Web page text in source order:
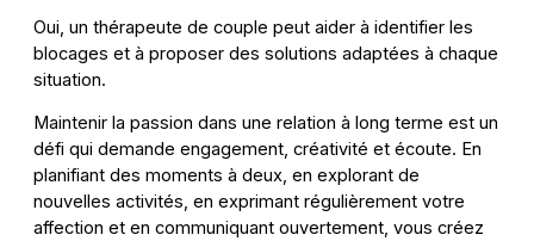
Oui, un thérapeute de couple peut aider à identifier les
blocages et à proposer des solutions adaptées à chaque
situation.
Maintenir la passion dans une relation à long terme est un
défi qui demande engagement, créativité et écoute. En
planifiant des moments à deux, en explorant de
nouvelles activités, en exprimant régulièrement votre
affection et en communiquant ouvertement, vous créez